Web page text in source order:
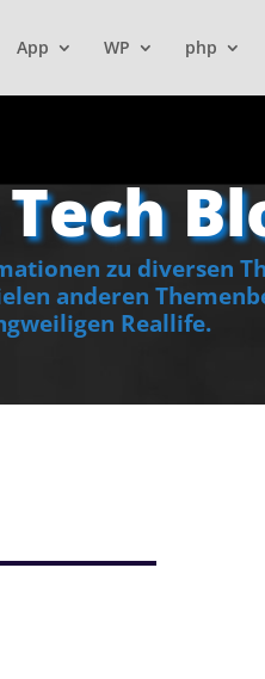
App WP php
zu diversen
anderen
Reallife.